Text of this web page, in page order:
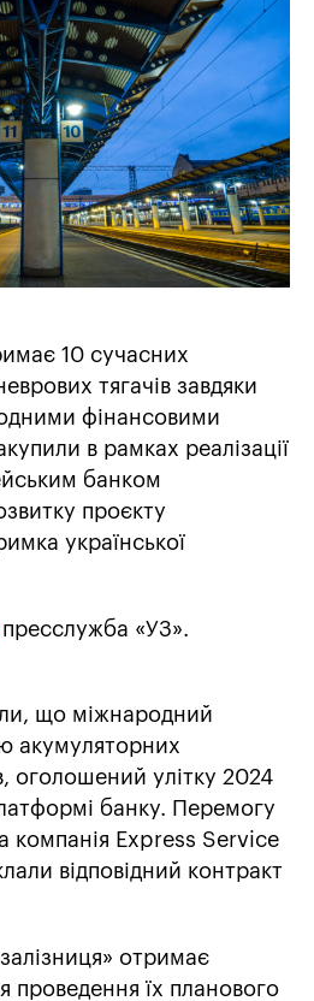
10 сучасних
тягачів завдяки
фінансовими
в рамках реалізації
банком
проєкту
української
пресслужба «УЗ».
що міжнародний
акумуляторних
оголошений улітку 2024
банку. Перемогу
компанія Express Service
відповідний контракт
отримає
проведення їх планового